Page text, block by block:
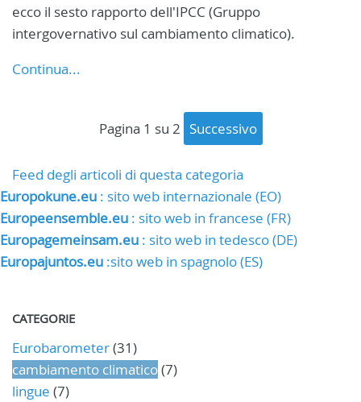
ecco il sesto rapporto dell'IPCC (Gruppo
intergovernativo sul cambiamento climatico).
Continua...
pagina 1 su 2 successivo
Feed degli articoli di questa categoria
Europokune.eu : sito web internazionale (EO)
Europeensemble.eu : sito web in francese (FR)
Europagemeinsam.eu : sito web in tedesco (DE)
Europajuntos.eu :sito web in spagnolo (ES)
CATEGORIE
Eurobarometer(31)
cambiamento climatico(7)
lingue (7)